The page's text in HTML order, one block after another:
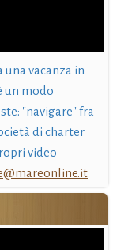
vacanza in
un modo
"navigare" fra
di charter
video